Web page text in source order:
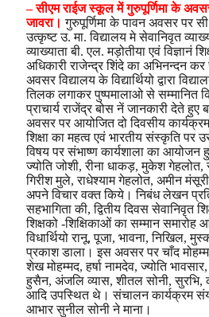
– सीएम राईज स्कूल में गुरुपूर्णिमा के
जावरा। गुरुपूर्णिमा के पावन अवसर पर
उत्कृष्ट उ. मा. विद्यालय मे सेवानिवृत
व्याख्याता बी. एल. मड़ोतीया एवं विज्ञानं
अधिकारी राजेन्द्र शिंदे का अभिनन्दन
अवसर विद्यालय के विद्यार्थियो द्वारा
तिलक लगाकर पुष्पमालाओ से सम्मानित
प्राचार्य राजेंद्र बोस नें जानकारी देते हुए
अवसर पर आयोजित दो दिवसीय
शिक्षा का महत्व एवं भारतीय संस्कृति पर
विषय पर संभाष्ण कार्यशाला का
ज्योति जोशी, रीना धाकड़, मुकेश गेहलोत,
गिरीश मुले, राधेश्याम गेहलोत, अमीन
अपने विचार वक्त किये। निबंध लेखन
सहभागिता की, द्वितीय दिवस सेवानिवृत
शिक्षको -शिक्षिकाओं का सम्मान
विधार्थियो रानू, पूजा, भावना, निखिल,
प्रकाश डाला। इस अवसर पर चाँद
शेख मोहम्मद, हर्षा नामदेव, ज्योति
हुसैन, अंजलि व्यास, शीतल सोनी, सुरभि,
आदि उपस्थित थे। संचालन कार्यक्रम
आभार सुनील सोनी ने माना।